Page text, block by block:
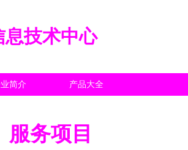
技术中心
简介 产品大全
服务项目